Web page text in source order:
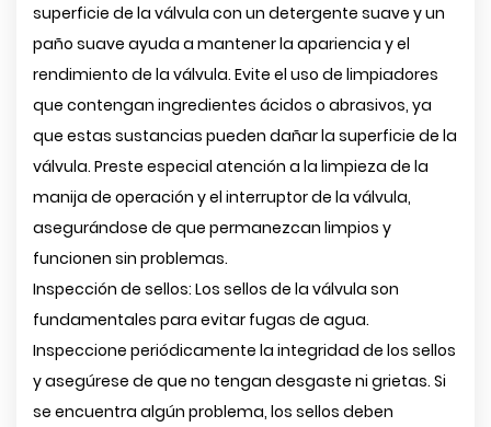
superficie de la válvula con un detergente suave y un
paño suave ayuda a mantener la apariencia y el
rendimiento de la válvula. Evite el uso de limpiadores
que contengan ingredientes ácidos o abrasivos, ya
que estas sustancias pueden dañar la superficie de la
válvula. Preste especial atención a la limpieza de la
manija de operación y el interruptor de la válvula,
asegurándose de que permanezcan limpios y
funcionen sin problemas.
Inspección de sellos: Los sellos de la válvula son
fundamentales para evitar fugas de agua.
Inspeccione periódicamente la integridad de los sellos
y asegúrese de que no tengan desgaste ni grietas. Si
se encuentra algún problema, los sellos deben